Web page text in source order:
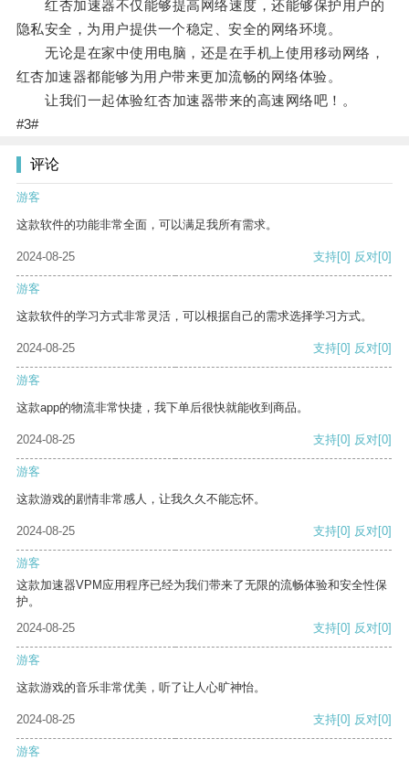
红杏加速器不仅能够提高网络速度，还能够保护用户的
隐私安全，为用户提供一个稳定、安全的网络环境。
无论是在家中使用电脑，还是在手机上使用移动网络，
红杏加速器都能够为用户带来更加流畅的网络体验。
让我们一起体验红杏加速器带来的高速网络吧！。
#3#
评论
游客
这款软件的功能非常全面，可以满足我所有需求。
2024-08-25 支持[0] 反对[0]
游客
这款软件的学习方式非常灵活，可以根据自己的需求选择学习方式。
2024-08-25 支持[0] 反对[0]
游客
这款app的物流非常快捷，我下单后很快就能收到商品。
2024-08-25 支持[0] 反对[0]
游客
这款游戏的剧情非常感人，让我久久不能忘怀。
2024-08-25 支持[0] 反对[0]
游客
这款加速器VPM应用程序已经为我们带来了无限的流畅体验和安全性保
护。
2024-08-25
支持[0] 反对[0]
游客
这款游戏的音乐非常优美，听了让人心旷神怡。
2024-08-25 支持[0] 反对[0]
游客